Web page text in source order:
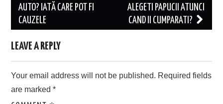
navigation
AUTO? IATĂ CARE POT FI
CAUZELE
ALEGETI PAPUCII ATUNCI
CAND II CUMPARATI?
LEAVE A REPLY
Your email address will not be published. Required fields
are marked*